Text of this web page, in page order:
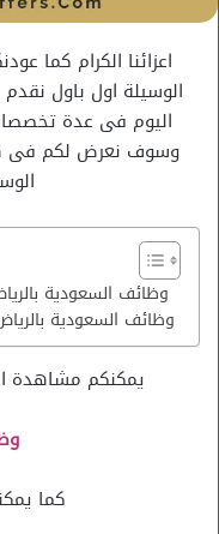
اعزائنا الكرام كما
الوسيلة اول باول
اليوم فى عدة
وسوف نعرض لكم فى
وظائف السعودية
وظائف السعودية
يمكنكم مشاهدة
كما